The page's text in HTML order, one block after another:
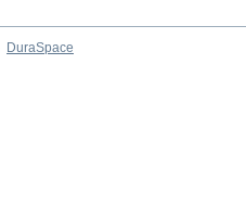
DuraSpace